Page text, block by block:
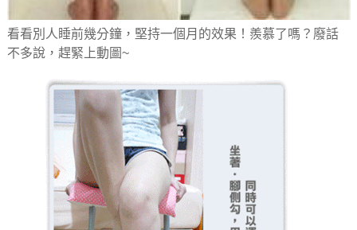
看看別人睡前幾分鐘，堅持一個月的效果！羨慕了嗎？廢話
不多說，趕緊上動圖~